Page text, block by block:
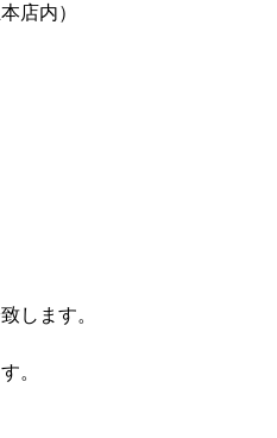
店内）
します。
。